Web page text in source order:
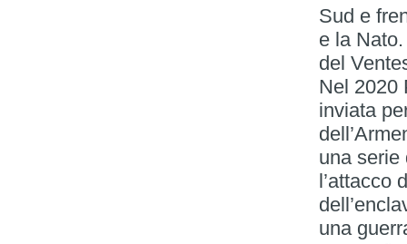
Sud e
e la
del
Nel 2020
inviata
una serie
l’attacco
una